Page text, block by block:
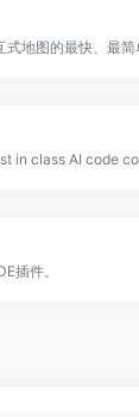
地图的最快、最简
插件。